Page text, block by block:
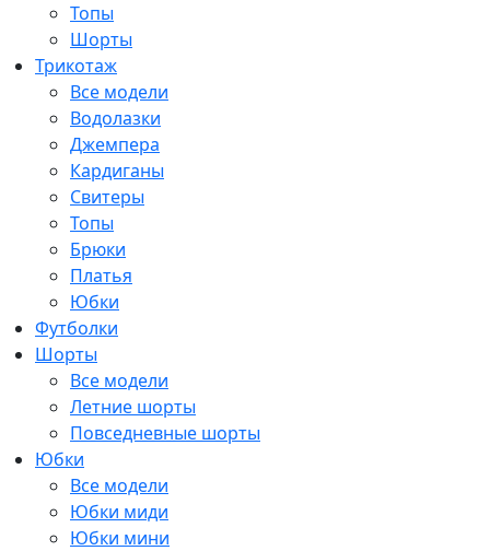
Топы
Шорты
Трикотаж
Все модели
Водолазки
Джемпера
Кардиганы
Свитеры
Топы
Брюки
Платья
Юбки
Футболки
Шорты
Все модели
Летние шорты
Повседневные шорты
Юбки
Все модели
Юбки миди
Юбки мини